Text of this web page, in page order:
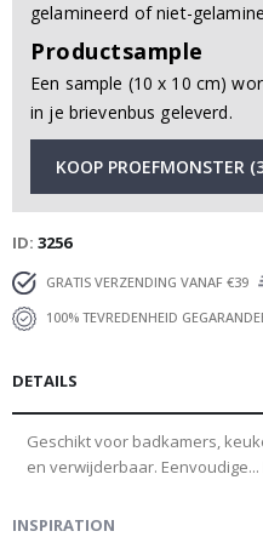
gelamineerd of niet-
Productsample
Een sample (10 x 10 cm)
in je brievenbus geleverd.
KOOP PROEFMONSTER
ID 3256
GRATIS VERZENDING VANAF €39
100% TEVREDENHEID
DETAILS
Geschikt voor badkamers,
en verwijderbaar. Eenvoudige...
INSPIRATION